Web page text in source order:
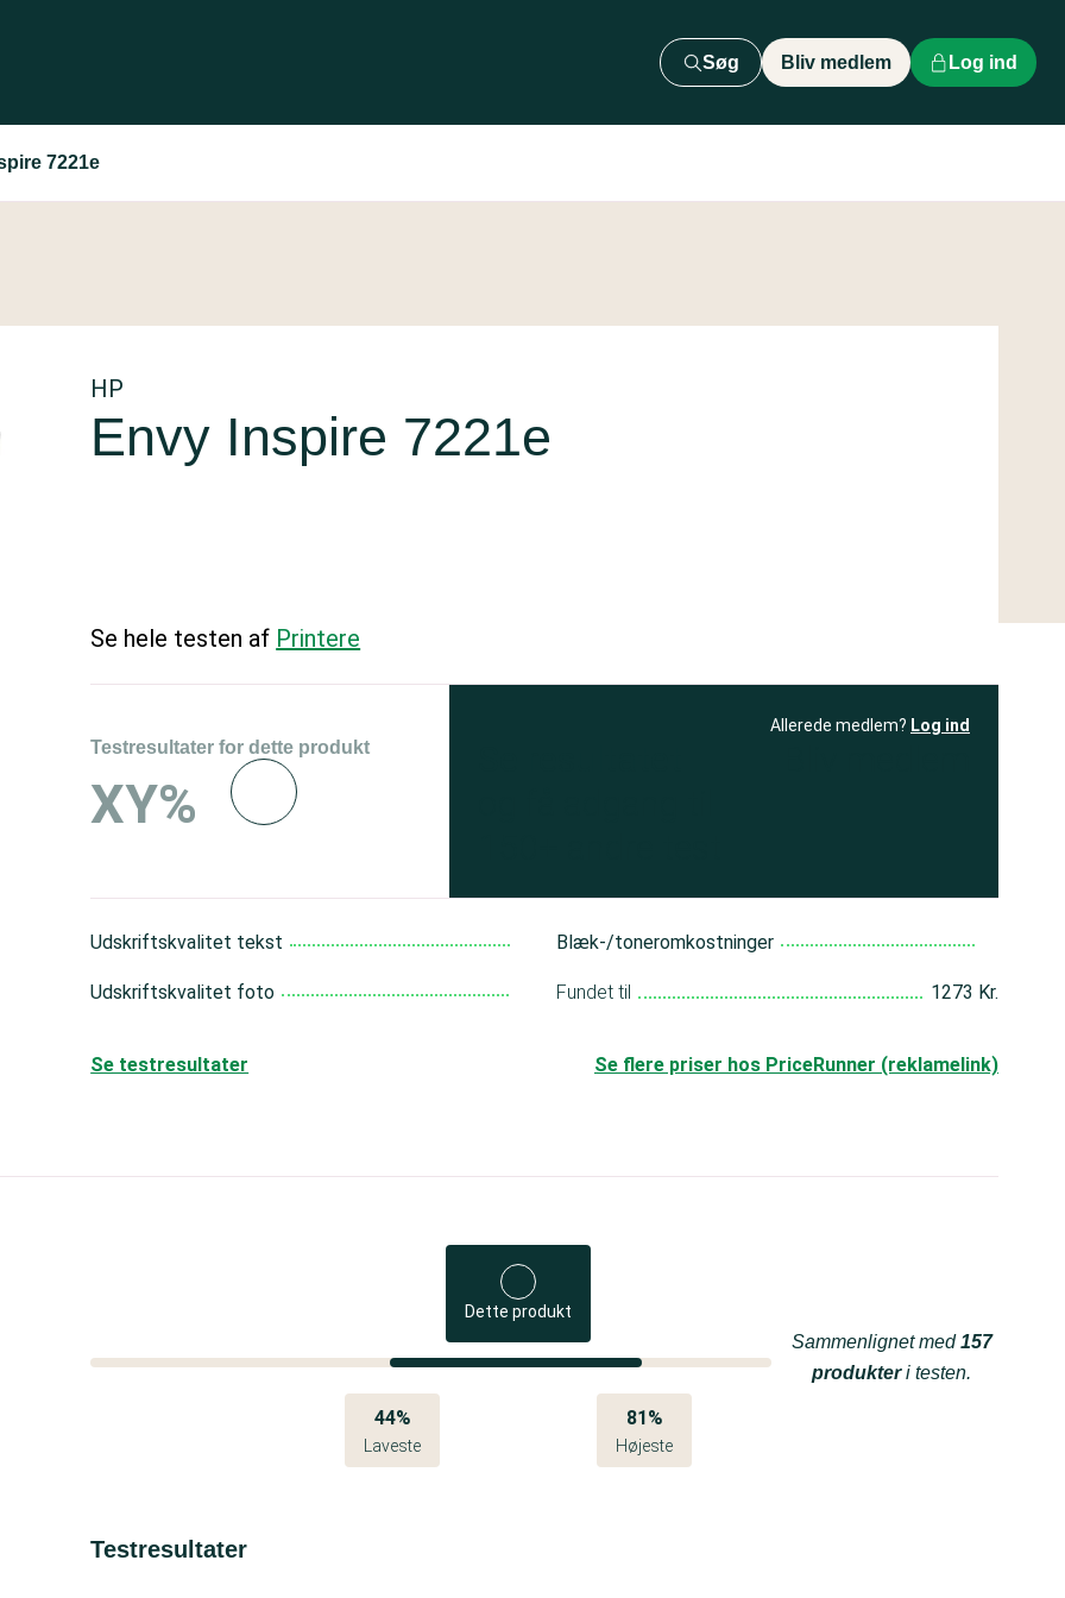
Søg Bliv medlem Log ind
7221e
HP
Envy Inspire 7221e
Se hele testen af Printere
Testresultater for dette produkt
XY%
Allerede medlem? Log ind
Udskriftskvalitet tekst
Udskriftskvalitet foto
Blæk-/toneromkostninger
Fundet til 1273 Kr.
Se flere priser hos PriceRunner (reklamelink)
Se testresultater
Dette produkt
44%
Laveste
81%
Højeste
Sammenlignet med157
produkteri testen.
Testresultater